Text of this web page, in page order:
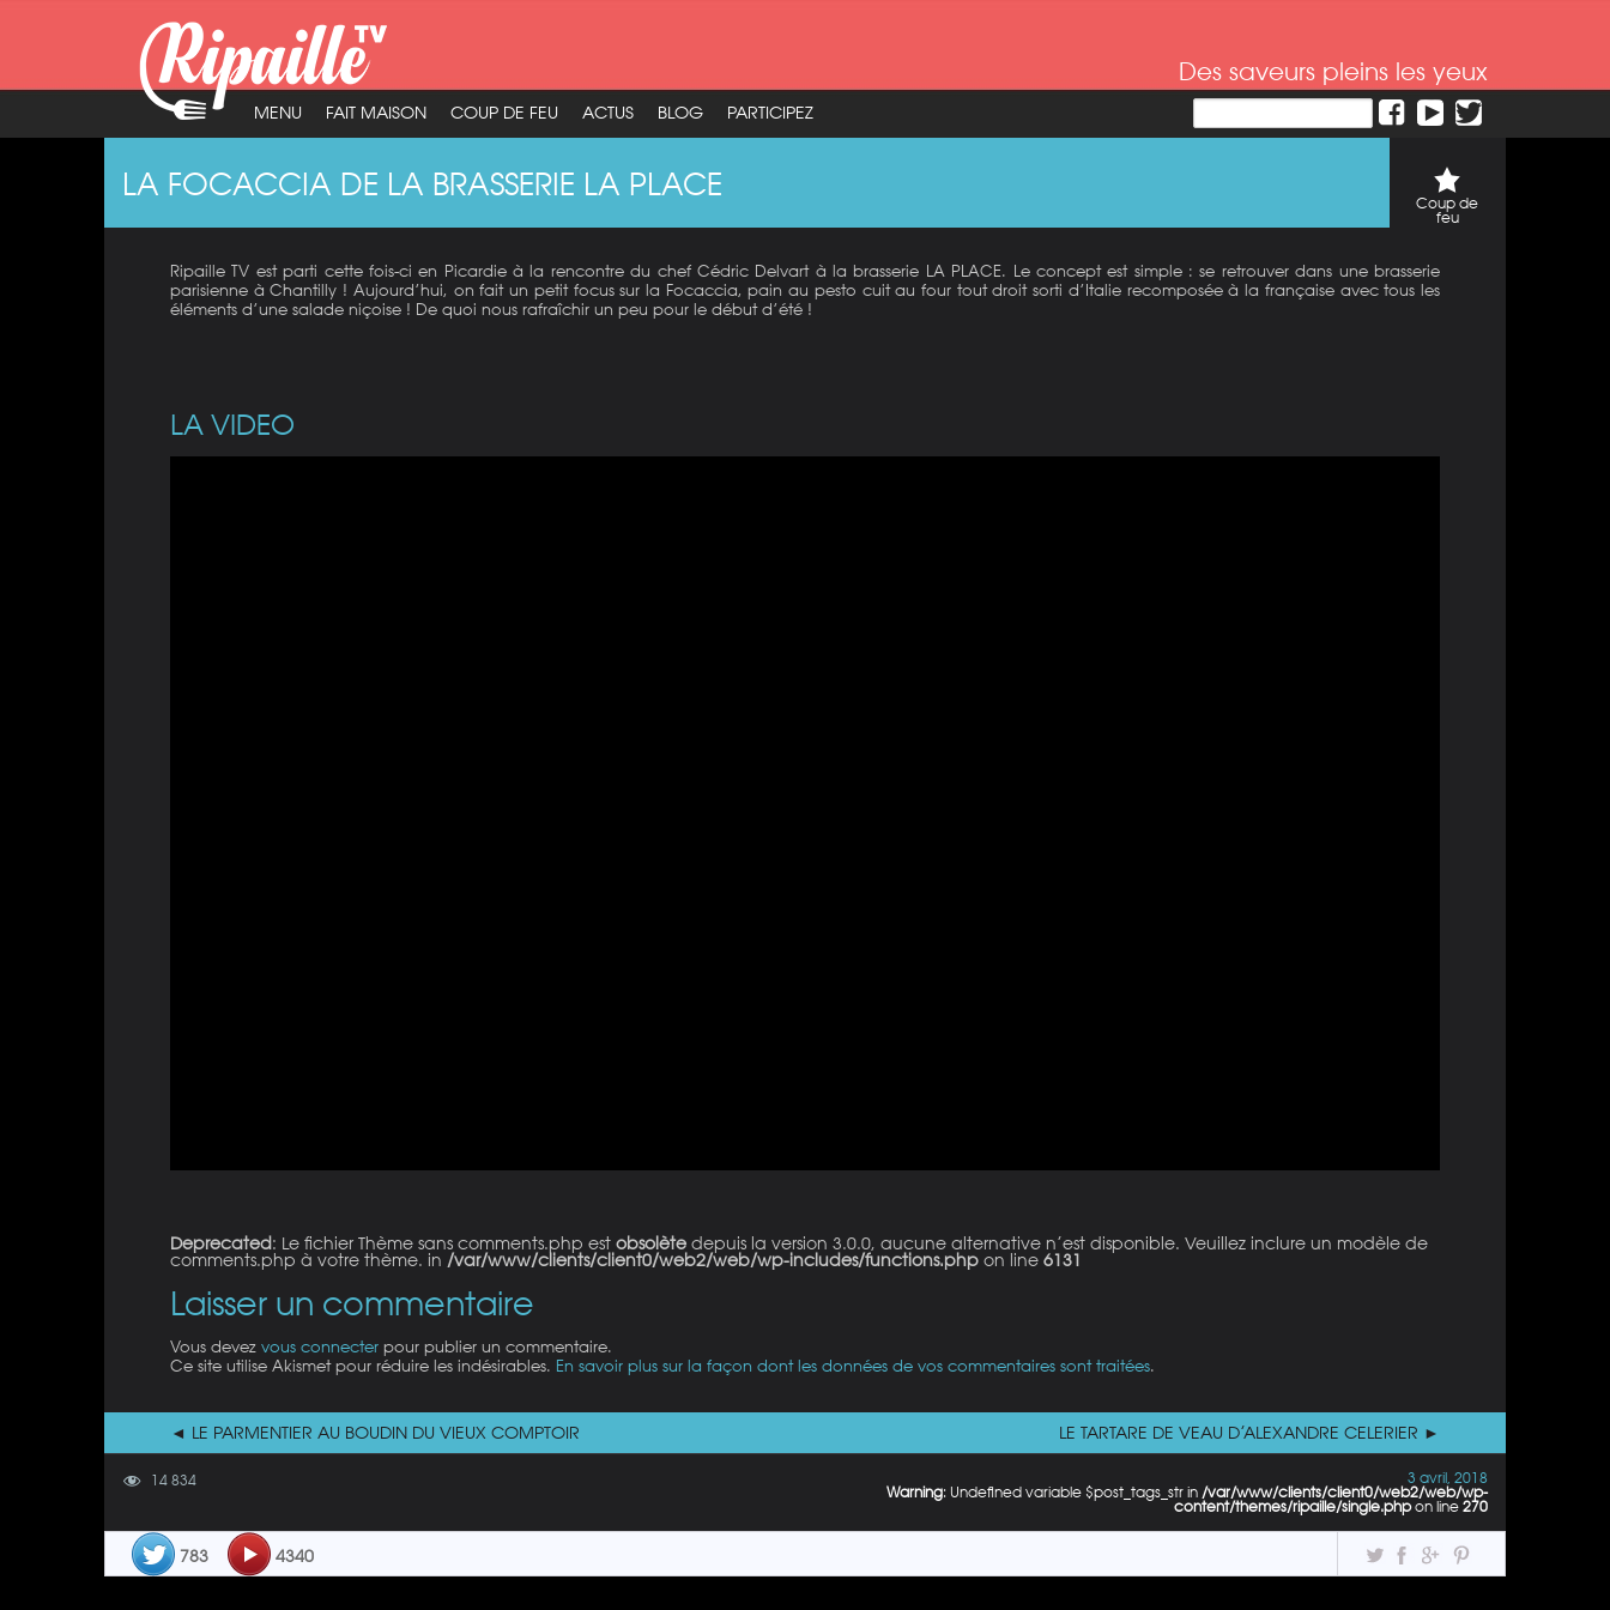
Des saveurs pleins les yeux
MENU FAIT MAISON COUP DE FEU ACTUS BLOG PARTICIPEZ
LA FOCACCIA DE LA BRASSERIE LA PLACE
Coup de
feu
Ripaille TV est parti cette fois-ci en Picardie à la rencontre du chef Cédric Delvart à la brasserie LA PLACE. Le concept est simple : se retrouver dans une brasserie
parisienne à Chantilly ! Aujourd’hui, on fait un petit focus sur la Focaccia, pain au pesto cuit au four tout droit sorti d’Italie recomposée à la française avec tous les
éléments d’une salade niçoise ! De quoi nous rafraîchir un peu pour le début d’été !
LA VIDEO
Deprecated: Le fichier Thème sans comments.php est obsolète depuis la version 3.0.0, aucune alternative n’est disponible. Veuillez inclure un modèle de
comments.php à votre thème. in /var/www/clients/client0/web2/web/wp-includes/functions.php on line 6131
Laisser un commentaire
Vous devez vous connecter pour publier un commentaire.
Ce site utilise Akismet pour réduire les indésirables. En savoir plus sur la façon dont les données de vos commentaires sont traitées.
◄ LE PARMENTIER AU BOUDIN DU VIEUX COMPTOIR LE TARTARE DE VEAU D’ALEXANDRE CELERIER ►
14 834
3 avril, 2018
Warning: Undefined variable $post_tags_str in /var/www/clients/client0/web2/web/wp-
content/themes/ripaille/single.phpon line 270
783 4340